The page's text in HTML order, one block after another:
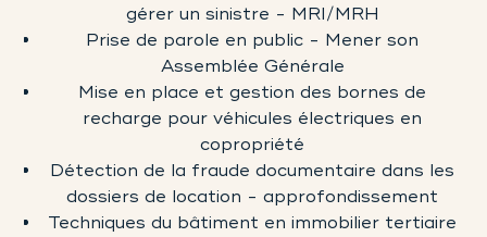
gérer un sinistre - MRI/MRH
Prise de parole en public - Mener son
Assemblée Générale
Mise en place et gestion des bornes de
recharge pour véhicules électriques en
copropriété
Détection de la fraude documentaire dans les
dossiers de location - approfondissement
Techniques du bâtiment en immobilier tertiaire